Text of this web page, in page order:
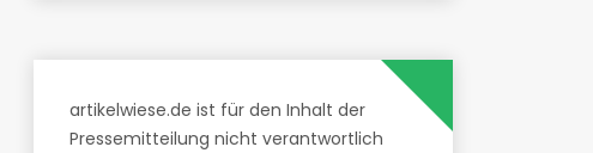
artikelwiese.de ist für den Inhalt der
Pressemitteilung nicht verantwortlich